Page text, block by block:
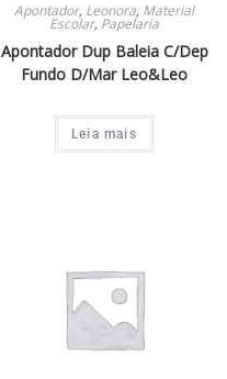
Apontador, Leonora, Material
Escolar, Papelaria
Apontador Dup Baleia C/Dep
Fundo D/Mar Leo&Leo
Leia mais